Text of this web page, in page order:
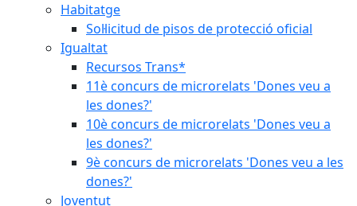
Habitatge
Sol·licitud de pisos de protecció oficial
Igualtat
Recursos Trans*
11è concurs de microrelats 'Dones veu a
les dones?'
10è concurs de microrelats 'Dones veu a
les dones?'
9è concurs de microrelats 'Dones veu a les
dones?'
Joventut